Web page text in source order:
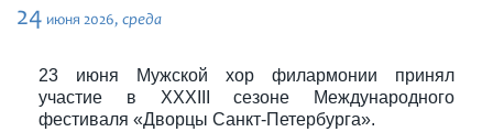
Фестивали
Абонементы
24 июня 2026, среда
23 июня Мужской хор филармонии принял
участие в XXXIII сезоне Международного
фестиваля «Дворцы Санкт-Петербурга».